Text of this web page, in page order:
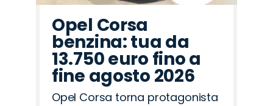
Opel Corsa
benzina: tua da
13.750 euro fino a
fine agosto 2026
Opel Corsa torna protagonista